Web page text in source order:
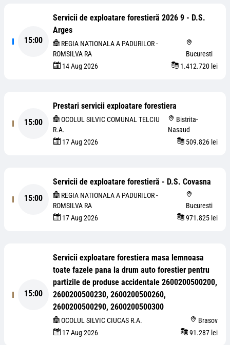
15:00
Servicii de exploatare forestieră 2026 9 - D.S.
Arges
REGIA NATIONALA A PADURILOR -
ROMSILVA RA
Bucuresti
14 Aug 2026
1.412.720 lei
15:00
Prestari servicii exploatare forestiera
OCOLUL SILVIC COMUNAL TELCIU
R.A.
Bistrita-
Nasaud
17 Aug 2026
509.826 lei
15:00
Servicii de exploatare forestieră - D.S. Covasna
REGIA NATIONALA A PADURILOR -
ROMSILVA RA
Bucuresti
17 Aug 2026
971.825 lei
15:00
Servicii exploatare forestiera masa lemnoasa
toate fazele pana la drum auto forestier pentru
partizile de produse accidentale 2600200500200,
2600200500230, 2600200500260,
2600200500290, 2600200500300
OCOLUL SILVIC CIUCAS R.A.
Brasov
17 Aug 2026
91.287 lei